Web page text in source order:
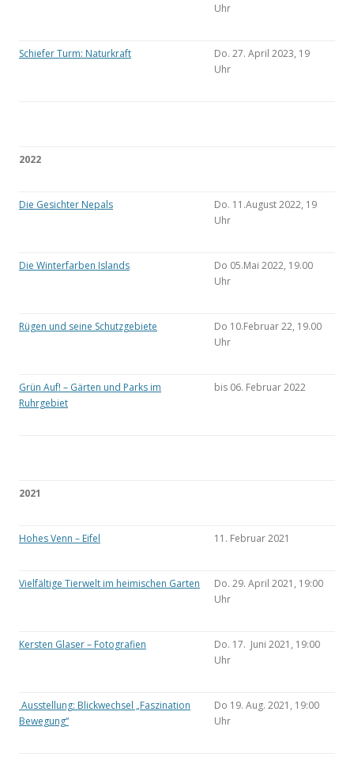
Uhr
Schiefer Turm: Naturkraft
Do. 27. April 2023, 19
Uhr
2022
Die Gesichter Nepals
Do. 11.August 2022, 19
Uhr
Die Winterfarben Islands
Do 05.Mai 2022, 19.00
Uhr
Rügen und seine Schutzgebiete
Do 10.Februar 22, 19.00
Uhr
Grün Auf! – Gärten und Parks im
Ruhrgebiet
bis 06. Februar 2022
2021
Hohes Venn – Eifel 11. Februar 2021
Vielfältige Tierwelt im heimischen Garten
Do. 29. April 2021, 19:00
Uhr
Kersten Glaser – Fotografien
Do. 17. Juni 2021, 19:00
Uhr
Ausstellung: Blickwechsel „Faszination
Bewegung“
Do 19. Aug. 2021, 19:00
Uhr